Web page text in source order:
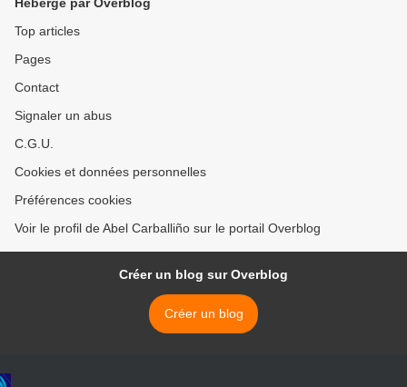
Top articles
Pages
Contact
Signaler un abus
C.G.U.
Cookies et données personnelles
Préférences cookies
Voir le profil de Abel Carballiño sur le portail Overblog
Créer un blog sur Overblog
Créer un blog